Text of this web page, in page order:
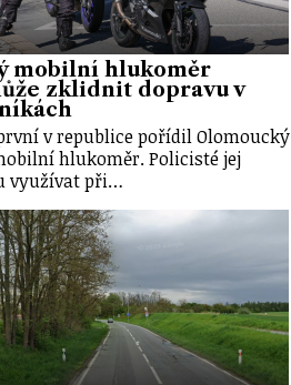
mobilní hlukoměr
zklidnit dopravu v
v republice pořídil Olomoucký
hlukoměr. Policisté jej
využívat při…